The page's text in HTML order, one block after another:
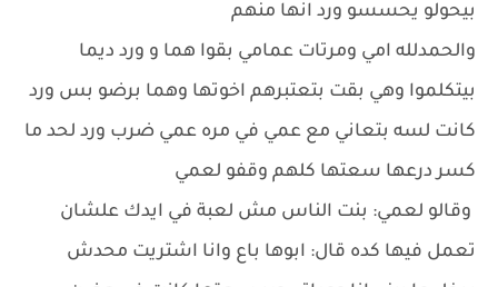
بيحولو يحسسو ورد انها منهم
والحمدلله امي ومرتات عمامي بقوا هما و ورد ديما
بيتكلموا وهي بقت بتعتبرهم اخوتها وهما برضو بس ورد
كانت لسه بتعاني مع عمي في مره عمي ضرب ورد لحد ما
كسر درعها سعتها كلهم وقفو لعمي
وقالو لعمي: بنت الناس مش لعبة في ايدك علشان
تعمل فيها كده قال: ابوها باع وانا اشتريت محدش